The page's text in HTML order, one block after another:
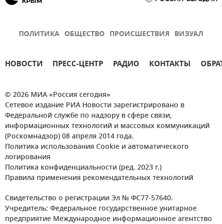
ПОЛИТИКА ОБЩЕСТВО ПРОИСШЕСТВИЯ ВИЗУАЛ
НОВОСТИ ПРЕСС-ЦЕНТР РАДИО КОНТАКТЫ
© 2026 МИА «Россия сегодня»
Сетевое издание РИА Новости зарегистрировано в
Федеральной службе по надзору в сфере связи,
информационных технологий и массовых коммуникаций
(Роскомнадзор) 08 апреля 2014 года.
Политика использования Cookie и автоматического
логирования
Политика конфиденциальности (ред. 2023 г.)
Правила применения рекомендательных технологий
Свидетельство о регистрации Эл № ФС77-57640.
Учредитель: Федеральное государственное унитарное
предприятие Международное информационное агентство